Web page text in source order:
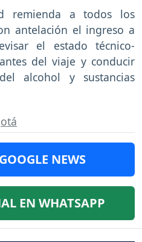
remienda a todos los
antelación el ingreso a
el estado técnico-
del viaje y conducir
alcohol y sustancias
NEWS
EN WHATSAPP